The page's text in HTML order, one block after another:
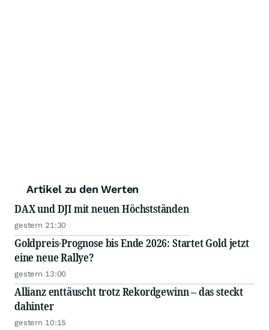
Artikel zu den Werten
DAX und DJI mit neuen Höchstständen
gestern 21:30
Goldpreis-Prognose bis Ende 2026: Startet Gold jetzt
eine neue Rallye?
gestern 13:00
Allianz enttäuscht trotz Rekordgewinn – das steckt
dahinter
gestern 10:15